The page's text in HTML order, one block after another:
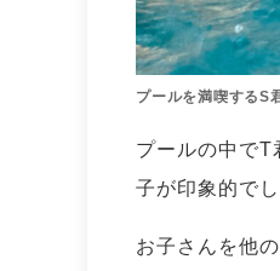
プールを満喫するS
プールの中でT
子が印象的でし
お子さんを他